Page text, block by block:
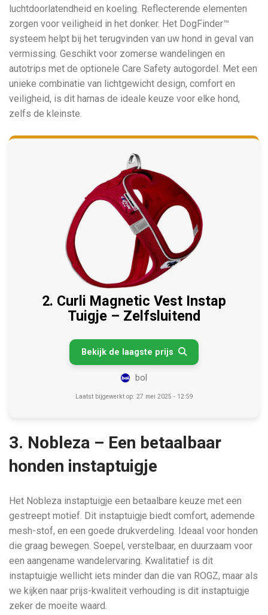
luchtdoorlatendheid en koeling. Reflecterende elementen
zorgen voor veiligheid in het donker. Het DogFinder™
systeem helpt bij het terugvinden van uw hond in geval van
vermissing. Geschikt voor zomerse wandelingen en
autotrips met de optionele Care Safety autogordel. Met een
unieke combinatie van lichtgewicht design, comfort en
veiligheid, is dit harnas de ideale keuze voor elke hond,
zelfs de kleinste.
2. Curli Magnetic Vest Instap
Tuigje – Zelfsluitend
Bekijk de laagste prijs 
bol
Laatst bijgewerkt op: 27 mei 2025 - 12:59
3. Nobleza – Een betaalbaar
honden instaptuigje
Het Nobleza instaptuigje een betaalbare keuze met een
gestreept motief. Dit instaptuigje biedt comfort, ademende
mesh-stof, en een goede drukverdeling. Ideaal voor honden
die graag bewegen. Soepel, verstelbaar, en duurzaam voor
een aangename wandelervaring. Kwalitatief is dit
instaptuigje wellicht iets minder dan die van ROGZ, maar als
we kijken naar prijs-kwaliteit verhouding is dit instaptuigje
zeker de moeite waard.